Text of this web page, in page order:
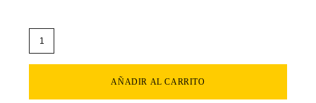
AÑADIR AL CARRITO